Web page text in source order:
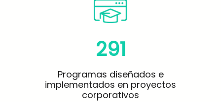
291
Programas diseñados e
implementados en proyectos
corporativos